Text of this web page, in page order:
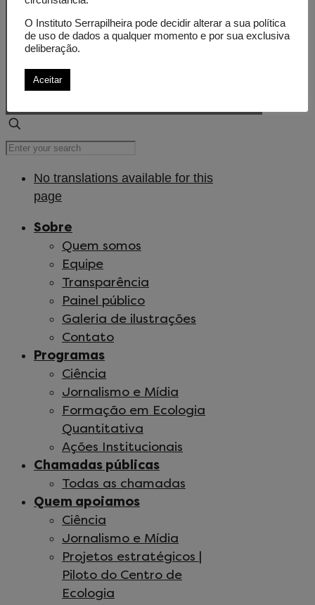
© Instituto Serrapilheira. Todos os direitos
No translations available for this
page
Sobre
Quem somos
Equipe
Transparência
Painel público
Galeria de ilustrações
Contato
Programas
Ciência
Jornalismo e Mídia
Formação em Ecologia
Quantitativa
Ações Institucionais
Chamadas públicas
Todas as chamadas
Quem apoiamos
Ciência
Jornalismo e Mídia
Projetos estratégicos |
Piloto do Centro de
Ecologia
O Instituto Serrapilheira pode decidir alterar a sua política
de uso de dados a qualquer momento e por sua exclusiva
deliberação.
Aceitar